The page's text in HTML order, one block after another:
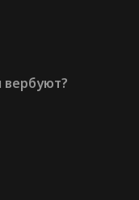
вербуют?